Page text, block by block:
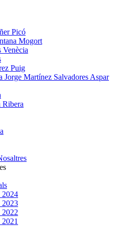
Picó
Mogort
Venècia
Puig
Jorge Martínez Salvadores Aspar
2024
2023